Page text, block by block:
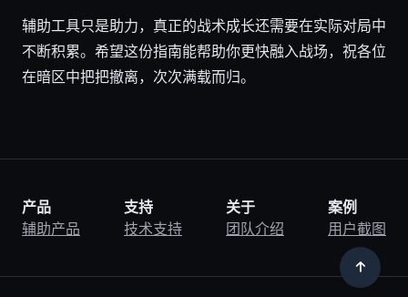
辅助工具只是助力，真正的战术成长还需要在实际对局中
不断积累。希望这份指南能帮助你更快融入战场，祝各位
在暗区中把把撤离，次次满载而归。
产品
辅助产品
支持
技术支持
关于
团队介绍
案例
用户截图